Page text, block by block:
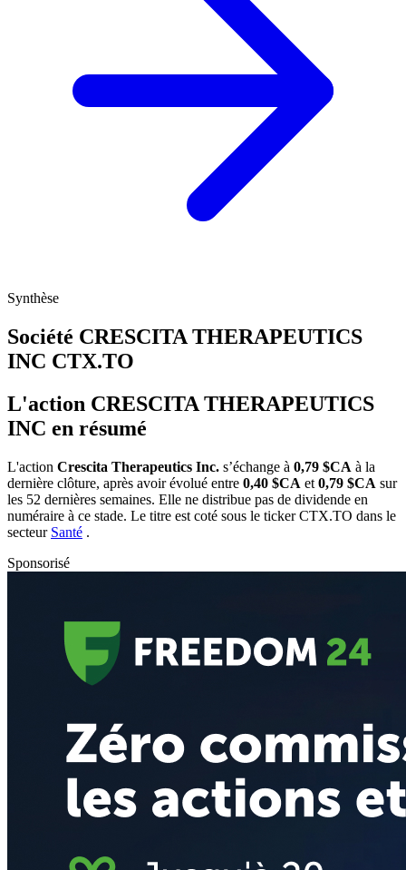
Synthèse
Société CRESCITA THERAPEUTICS
INC CTX.TO
L'action CRESCITA THERAPEUTICS
INC en résumé
L'action Crescita Therapeutics Inc. s’échange à 0,79 $CA à la
dernière clôture, après avoir évolué entre 0,40 $CA et 0,79 $CA sur
les 52 dernières semaines. Elle ne distribue pas de dividende en
numéraire à ce stade. Le titre est coté sous le tickerCTX.TO dans le
secteur Santé .
Sponsorisé